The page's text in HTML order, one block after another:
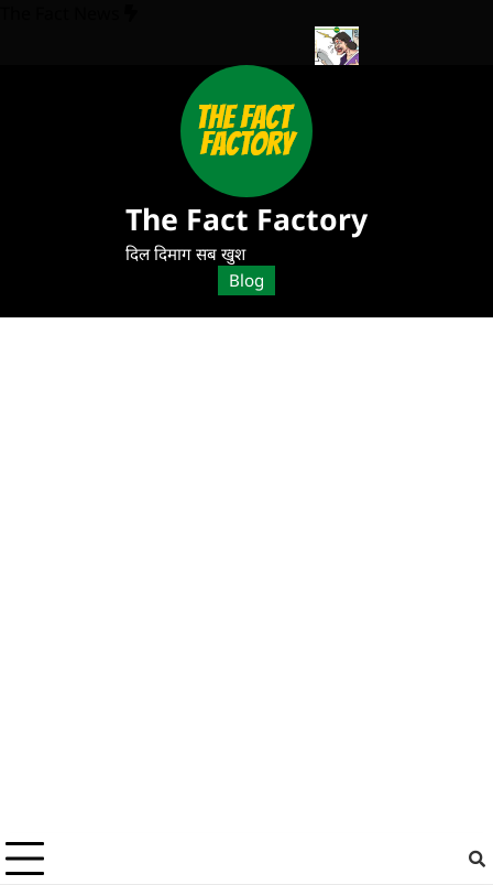
सकती है? CSK के साथ रोमांचक मुकाबला!Electricity Bill Gwalior:
The Fact Factory
दिल दिमाग सब खुश
Blog